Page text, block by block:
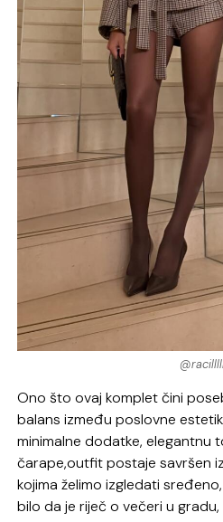
Ono što ovaj komplet čini
balans između poslovne
minimalne dodatke, elegantnu
čarape,outfit postaje savršen
kojima želimo izgledati
bilo da je riječ o večeri u